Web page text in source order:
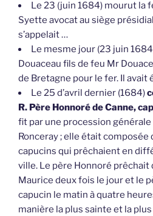
Le 23 (juin 1684) mourut la
Syette avocat au siège
s’appelait …
Le mesme jour (23 juin
Douaceau fils de feu Mr
de Bretagne pour le fer. Il avait
Le 25 d’avril dernier (1684)
R. Père Honnoré de Canne,
fit par une procession générale
Ronceray ; elle était
capucins qui prêchaient en
ville. Le père Honnoré prêchait
Maurice deux fois le jour et le
capucin le matin à quatre
manière la plus sainte et la